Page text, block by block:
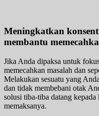
Meningkatkan
membantu
Jika Anda dipaksa untuk
memecahkan masalah dan
Melakukan sesuatu yang
dan tidak membebani otak
solusi tiba-tiba datang
memaksanya.